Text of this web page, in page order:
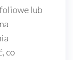
lub
co